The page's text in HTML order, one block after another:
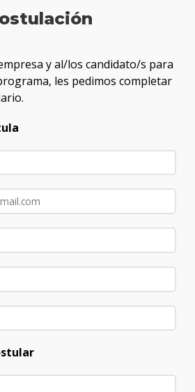
y al/los candidato/s para
les pedimos completar